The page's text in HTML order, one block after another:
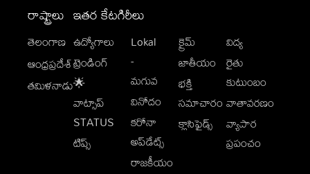
రాష్ట్రాలు
తెలంగాణ
ఆంధ్రప్రదేశ్
తమిళనాడు
ఇతర కేటగిరీలు
ఉద్యోగాలు
ట్రెండింగ్
🌟
వాట్సాప్
STATUS
టిప్స్
Lokal
-
మగువ
వినోదం
కరోనా
అప్‌డేట్స్
రాజకీయం
క్రైమ్
జాతీయం
భక్తి
సమాచారం
క్లాసిఫైడ్స్
విద్య
రైతు
కుటుంబం
వాతావరణం
వ్యాపార
ప్రపంచం